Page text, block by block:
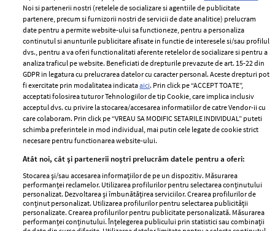
ELLE Style Awards
2024
Despre ELLE
Romania
Contact
Abonamente
Termeni si conditii
Politica de
confidențialitate
Politica de cookies
Publicitate
GSP
Unica
Baby
Retete
femei
Viva
Avantaje
Retete practice
Noi si partenerii nostri (retelele de socializare si agentiile de publicitate
partenere, precum si furnizorii nostri de servicii de date analitice) prelucram
date pentru a permite website-ului sa functioneze, pentru a personaliza
continutul si anunturile publicitare afisate in functie de interesele si/sau profilul
dvs., pentru a va oferi functionalitati aferente retelelor de socializare si pentru a
analiza traficul pe website. Beneficiati de drepturile prevazute de art. 15-22 din
GDPR in legatura cu prelucrarea datelor cu caracter personal. Aceste drepturi pot
fi exercitate prin modalitatea indicataaici. Prin click pe “ACCEPT TOATE”,
acceptati folosirea tuturor Tehnologiilor de tip Cookie, care implica inclusiv
acceptul dvs. cu privire la stocarea/accesarea informatiilor de catre Vendor-ii cu
care colaboram. Prin click pe “VREAU SA MODIFIC SETARILE INDIVIDUAL” puteti
schimba preferintele in mod individual, mai putin cele legate de cookie strict
necesare pentru functionarea website-ului.
Atât noi, cât și partenerii noștri prelucrăm datele pentru a oferi:
Stocarea și/sau accesarea informațiilor de pe un dispozitiv. Măsurarea
performanței reclamelor. Utilizarea profilurilor pentru selectarea conținutului
personalizat. Dezvoltarea și îmbunătățirea serviciilor. Crearea profilurilor de
conținut personalizat. Utilizarea profilurilor pentru selectarea publicității
personalizate. Crearea profilurilor pentru publicitate personalizată. Măsurarea
performanței conținutului. Înțelegerea publicului prin statistici sau combinații